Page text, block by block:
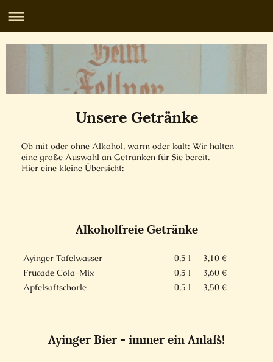
Unsere Getränke
Ob mit oder ohne Alkohol, warm oder kalt: Wir halten
eine große Auswahl an Getränken für Sie bereit.
Hier eine kleine Übersicht:
Alkoholfreie Getränke
Ayinger Tafelwasser 0,5 l
3,10 €
Frucade Cola-Mix
0,5 l
3,60 €
Apfelsaftschorle
0,5 l 3,50 €
Ayinger Bier - immer ein Anlaß!